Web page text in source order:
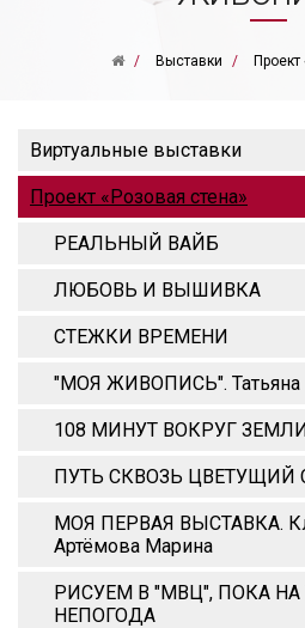
Выставки
Виртуальные выставки
Проект «Розовая стена»
РЕАЛЬНЫЙ ВАЙБ
ЛЮБОВЬ И ВЫШИВКА
СТЕЖКИ ВРЕМЕНИ
"МОЯ ЖИВОПИСЬ". Татьяна
108 МИНУТ ВОКРУГ
ПУТЬ СКВОЗЬ ЦВЕТУЩИЙ
МОЯ ПЕРВАЯ ВЫСТАВКА.
Артёмова Марина
РИСУЕМ В "МВЦ", ПОКА
НЕПОГОДА